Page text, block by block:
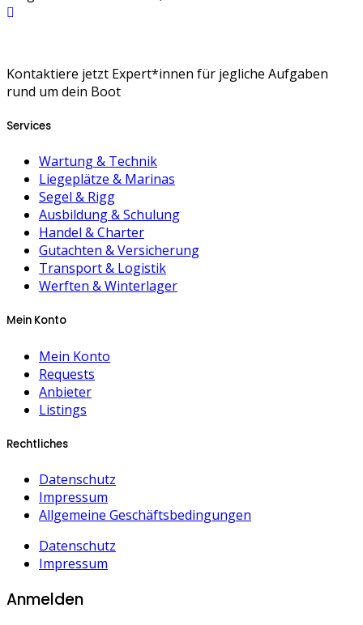
Kontaktiere jetzt Expert*innen für jegliche Aufgaben
rund um dein Boot
Services
Wartung & Technik
Liegeplätze & Marinas
Segel & Rigg
Ausbildung & Schulung
Handel & Charter
Gutachten & Versicherung
Transport & Logistik
Werften & Winterlager
Mein Konto
Mein Konto
Requests
Anbieter
Listings
Rechtliches
Datenschutz
Impressum
Allgemeine Geschäftsbedingungen
Datenschutz
Impressum
Anmelden